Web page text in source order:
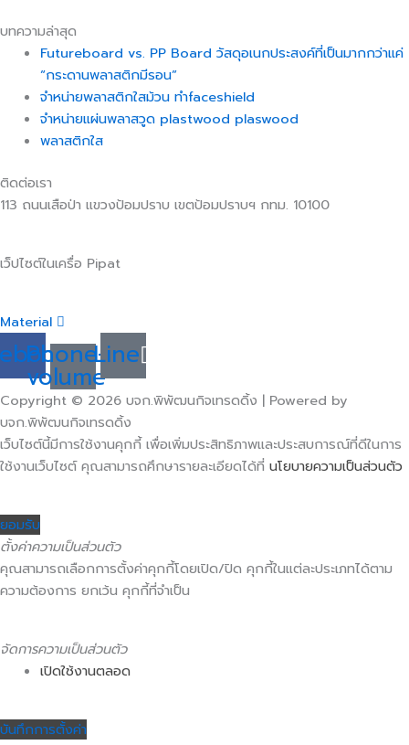
บทความล่าสุด
Futureboard vs. PP Board วัสดุอเนกประสงค์ที่เป็นมากกว่าแค่
“กระดานพลาสติกมีรอน”
จำหน่ายพลาสติกใสม้วน ทำfaceshield
จำหน่ายแผ่นพลาสวูด plastwood plaswood
พลาสติกใส
ติดต่อเรา
113 ถนนเสือป่า แขวงป้อมปราบ เขตป้อมปราบฯ กทม. 10100
เว็ปไซต์ในเครื่อ Pipat
Material
Phone-
volume
Line
Copyright © 2026 บจก.พิพัฒนกิจเทรดดิ้ง | Powered by
บจก.พิพัฒนกิจเทรดดิ้ง
เว็บไซต์นี้มีการใช้งานคุกกี้ เพื่อเพิ่มประสิทธิภาพและประสบการณ์ที่ดีในการ
ใช้งานเว็บไซต์ คุณสามารถศึกษารายละเอียดได้ที่ นโยบายความเป็นส่วนตัว
ยอมรับ
ตั้งค่าความเป็นส่วนตัว
คุณสามารถเลือกการตั้งค่าคุกกี้โดยเปิด/ปิด คุกกี้ในแต่ละประเภทได้ตาม
ความต้องการ ยกเว้น คุกกี้ที่จำเป็น
จัดการความเป็นส่วนตัว
เปิดใช้งานตลอด
บันทึกการตั้งค่า